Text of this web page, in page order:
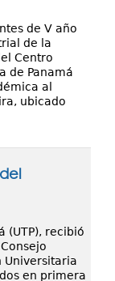
de V año
de la
Centro
de Panamá
al
ubicado
(UTP), recibió
Universitaria
en primera